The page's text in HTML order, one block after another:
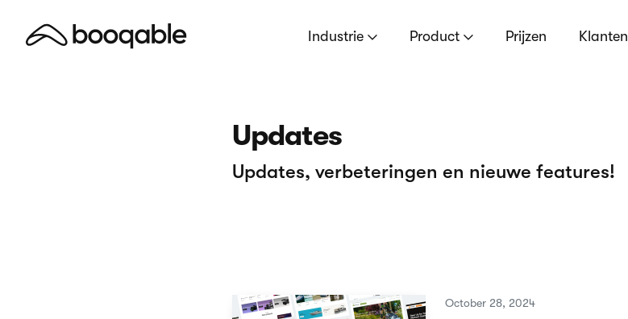
Industrie Product Prijzen Klanten
Updates
Updates, verbeteringen en nieuwe features!
October 28, 2024